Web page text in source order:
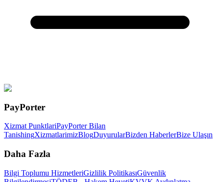
PayPorter
Xizmat PunktlariPayPorter Bilan
TanishingXizmatlarimizBlogDuyurularBizden HaberlerBize Ulaşın
Daha Fazla
Bilgi Toplumu HizmetleriGizlilik PolitikasıGüvenlik